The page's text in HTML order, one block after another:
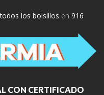
los bolsillos en 916
CON CERTIFICADO